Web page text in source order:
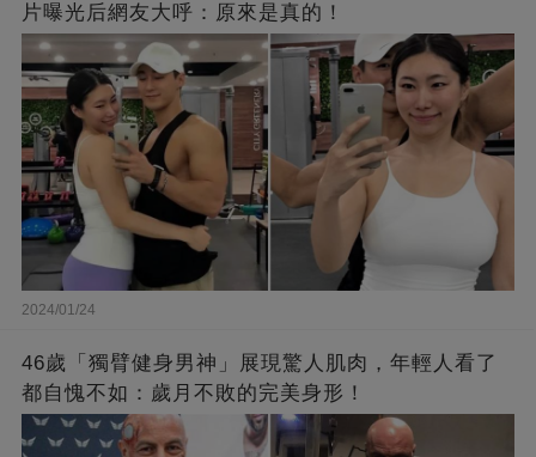
片曝光后網友大呼：原來是真的！
2024/01/24
46歲「獨臂健身男神」展現驚人肌肉，年輕人看了
都自愧不如：歲月不敗的完美身形！